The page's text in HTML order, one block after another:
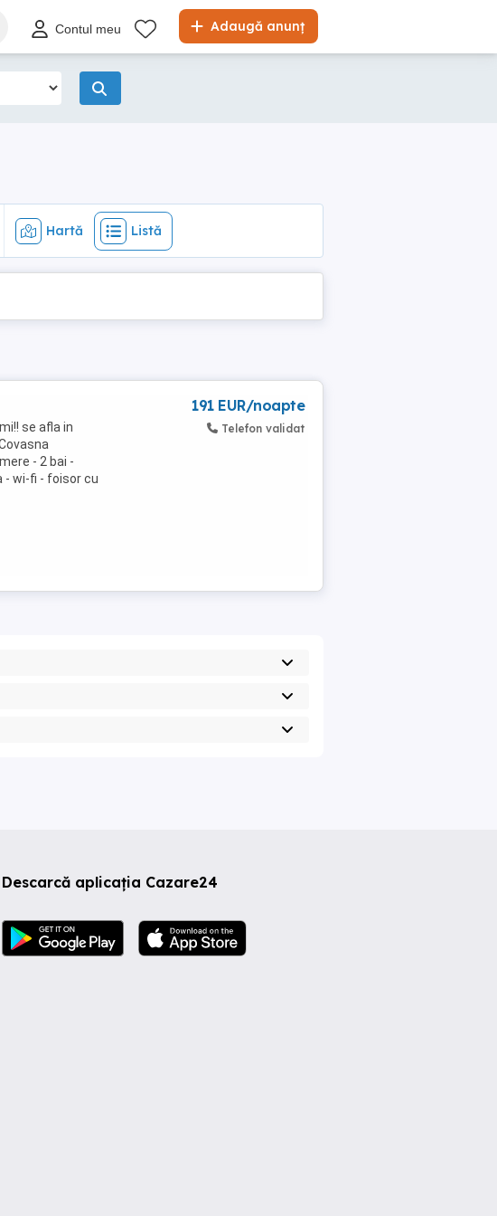
Adaugă anunț
Contul meu
Hartă Listă
Hartă Listă
se afla in
- 2 bai -
- wi-fi - foisor cu
191 EUR/noapte
Telefon validat
Descarcă aplicația Cazare24